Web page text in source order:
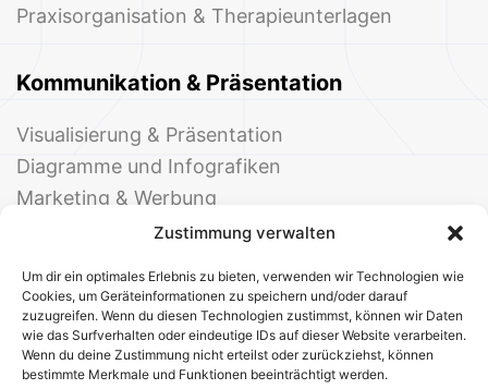
Zustimmung verwalten
Um dir ein optimales Erlebnis zu bieten, verwenden wir Technologien wie
Cookies, um Geräteinformationen zu speichern und/oder darauf
zuzugreifen. Wenn du diesen Technologien zustimmst, können wir Daten
wie das Surfverhalten oder eindeutige IDs auf dieser Website verarbeiten.
Wenn du deine Zustimmung nicht erteilst oder zurückziehst, können
bestimmte Merkmale und Funktionen beeinträchtigt werden.
Praxisorganisation & Therapieunterlagen
Kommunikation & Präsentation
Visualisierung & Präsentation
Diagramme und Infografiken
Marketing & Werbung
Events & Einladungen